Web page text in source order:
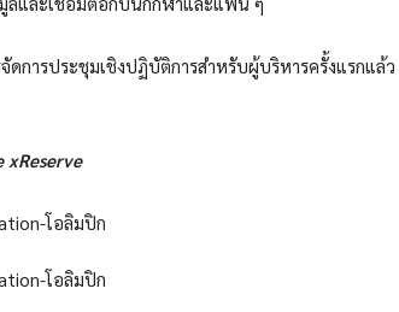
ดการประชุมเชิงปฏิบัติการสำหรับผู้บริหารครั้งแรกแล้ว
xReserve